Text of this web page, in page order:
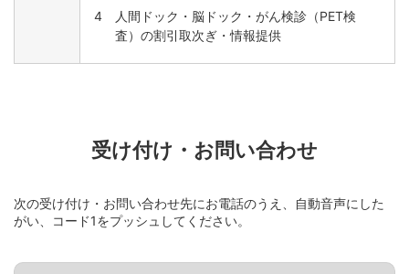
人間ドック・脳ドック・がん検診（PET検
査）の割引取次ぎ・情報提供
受け付け・お問い合わせ
次の受け付け・お問い合わせ先にお電話のうえ、自動音声にした
がい、コード1をプッシュしてください。